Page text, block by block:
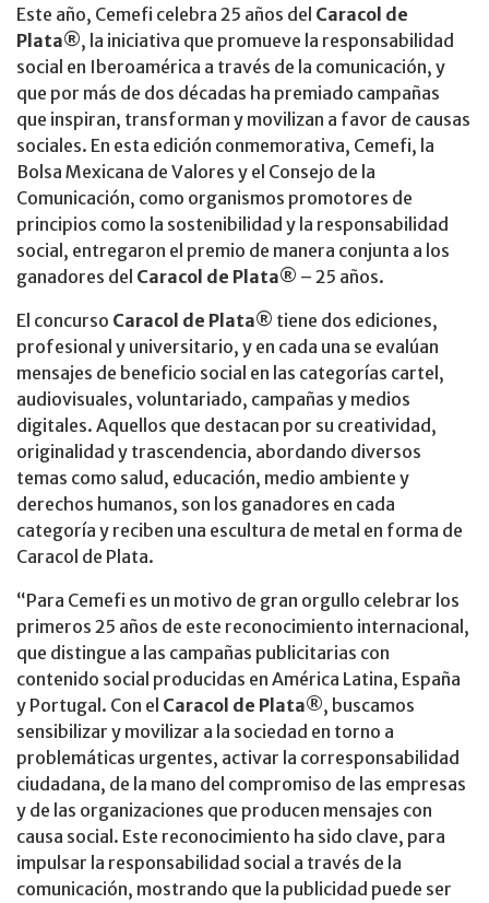
Este año, Cemefi celebra 25 años del Caracol de
Plata®, la iniciativa que promueve la responsabilidad
social en Iberoamérica a través de la comunicación, y
que por más de dos décadas ha premiado campañas
que inspiran, transforman y movilizan a favor de causas
sociales. En esta edición conmemorativa, Cemefi, la
Bolsa Mexicana de Valores y el Consejo de la
Comunicación, como organismos promotores de
principios como la sostenibilidad y la responsabilidad
social, entregaron el premio de manera conjunta a los
ganadores del Caracol de Plata® – 25 años.
El concurso Caracol de Plata® tiene dos ediciones,
profesional y universitario, y en cada una se evalúan
mensajes de beneficio social en las categorías cartel,
audiovisuales, voluntariado, campañas y medios
digitales. Aquellos que destacan por su creatividad,
originalidad y trascendencia, abordando diversos
temas como salud, educación, medio ambiente y
derechos humanos, son los ganadores en cada
categoría y reciben una escultura de metal en forma de
Caracol de Plata.
“Para Cemefi es un motivo de gran orgullo celebrar los
primeros 25 años de este reconocimiento internacional,
que distingue a las campañas publicitarias con
contenido social producidas en América Latina, España
y Portugal. Con el Caracol de Plata®, buscamos
sensibilizar y movilizar a la sociedad en torno a
problemáticas urgentes, activar la corresponsabilidad
ciudadana, de la mano del compromiso de las empresas
y de las organizaciones que producen mensajes con
causa social. Este reconocimiento ha sido clave, para
impulsar la responsabilidad social a través de la
comunicación, mostrando que la publicidad puede ser